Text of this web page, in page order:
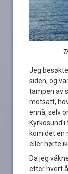
Jeg
siden, og
tampen av
motsatt,
ennå, selv
Kyrkosund
kom det en
eller hørte
Da jeg
etter hvert